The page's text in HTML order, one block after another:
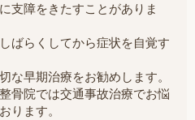
支障をきたすことがありま
ばらくしてから症状を自覚す
な早期治療をお勧めします。
骨院では交通事故治療でお悩
ります。